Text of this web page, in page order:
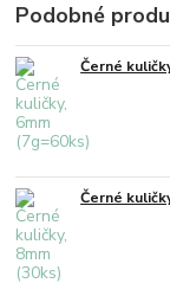
Podobné
Černé
Černé